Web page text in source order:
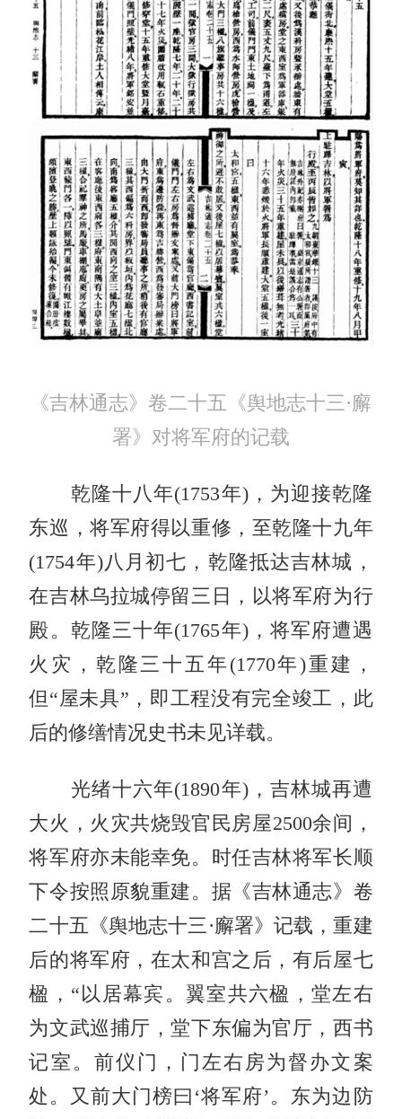
《吉林通志》卷二十五《舆地志十三·廨
署》对将军府的记载
乾隆十八年(1753年)，为迎接乾隆
东巡，将军府得以重修，至乾隆十九年
(1754年)八月初七，乾隆抵达吉林城，
在吉林乌拉城停留三日，以将军府为行
殿。乾隆三十年(1765年)，将军府遭遇
火灾，乾隆三十五年(1770年)重建，
但“屋未具”，即工程没有完全竣工，此
后的修缮情况史书未见详载。
光绪十六年(1890年)，吉林城再遭
大火，火灾共烧毁官民房屋2500余间，
将军府亦未能幸免。时任吉林将军长顺
下令按照原貌重建。据《吉林通志》卷
二十五《舆地志十三·廨署》记载，重建
后的将军府，在太和宫之后，有后屋七
楹，“以居幕宾。翼室共六楹，堂左右
为文武巡捕厅，堂下东偏为官厅，西书
记室。前仪门，门左右房为督办文案
处。又前大门榜曰‘将军府’。东为边防